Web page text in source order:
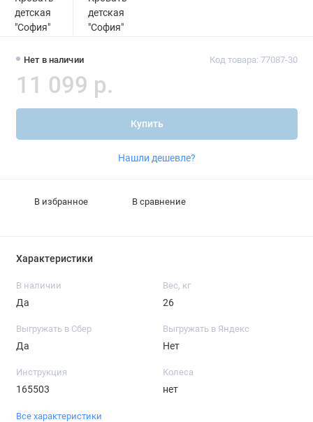
Нет в наличии Код товара: 77087-30
11 099 р.
Купить
Нашли дешевле?
В избранное В сравнение
Характеристики
В наличии
Да
Вес, кг
26
Выгружать в Сбер
Да
Выгружать в Яндекс
Нет
Инструкция
165503
Колеса
нет
Все характеристики